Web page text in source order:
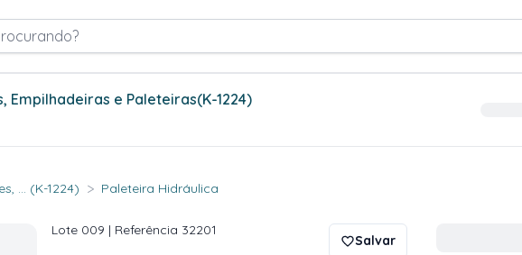
Empilhadeiras e Paleteiras(K-1224)
... (K-1224) > Paleteira Hidráulica
Lote 009 | Referência 32201
Salvar